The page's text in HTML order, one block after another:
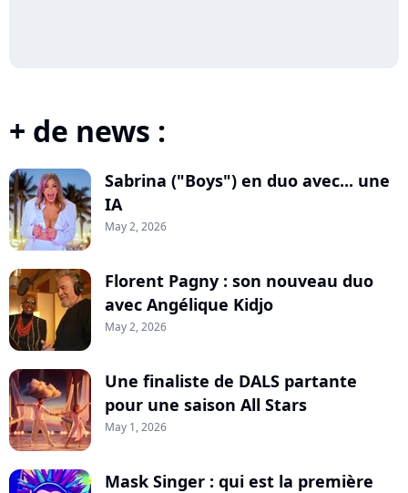
+ de news :
Sabrina ("Boys") en duo avec... une
IA
May 2, 2026
Florent Pagny : son nouveau duo
avec Angélique Kidjo
May 2, 2026
Une finaliste de DALS partante
pour une saison All Stars
May 1, 2026
Mask Singer : qui est la première